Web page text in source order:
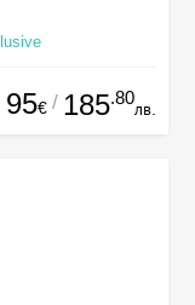
95€ / 185.80
лв.